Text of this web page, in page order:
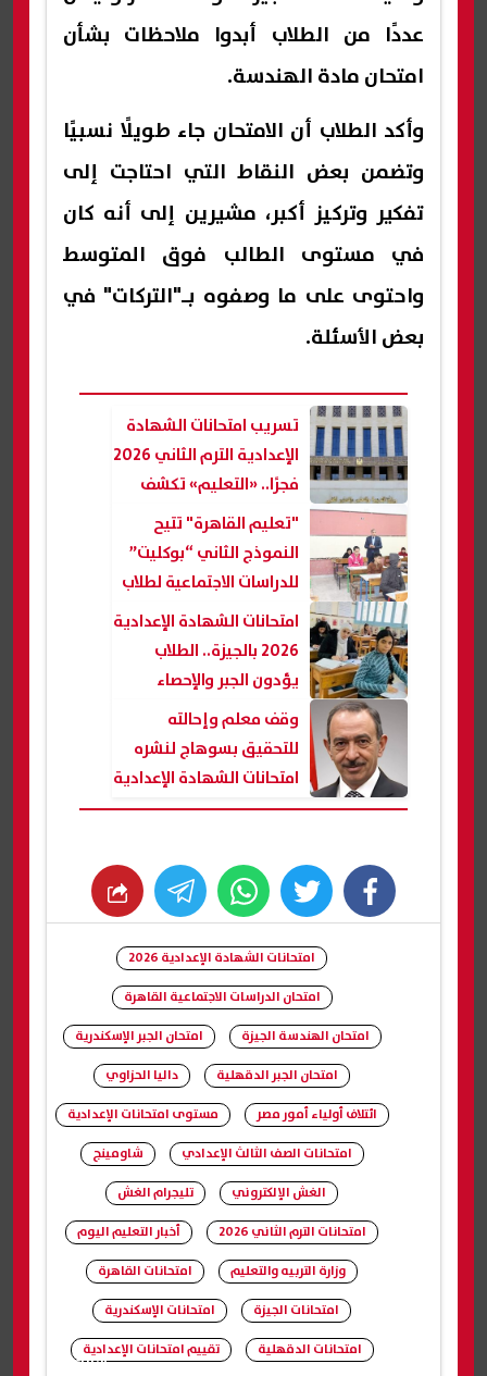
عددًا من الطلاب أبدوا ملاحظات بشأن
امتحان مادة الهندسة.
وأكد الطلاب أن الامتحان جاء طويلًا نسبيًا
وتضمن بعض النقاط التي احتاجت إلى
تفكير وتركيز أكبر، مشيرين إلى أنه كان
في مستوى الطالب فوق المتوسط
واحتوى على ما وصفوه بـ"التركات" في
بعض الأسئلة.
تسريب امتحانات الشهادة
الإعدادية الترم الثاني 2026
فجرًا.. «التعليم» تكشف
الحقيقة
"تعليم القاهرة" تتيح
النموذج الثاني “بوكليت”
للدراسات الاجتماعية لطلاب
الشهادة الإعدادية
امتحانات الشهادة الإعدادية
2026 بالجيزة.. الطلاب
يؤدون الجبر والإحصاء
والتربية الدينية اليوم
وقف معلم وإحالته
للتحقيق بسوهاج لنشره
امتحانات الشهادة الإعدادية
بعدة محافظات
facebook
twitter
whats
شارك
امتحانات الشهادة الإعدادية 2026
امتحان الدراسات الاجتماعية القاهرة
امتحان الهندسة الجيزة
امتحان الجبر الإسكندرية
امتحان الجبر الدقهلية
داليا الحزاوي
ائتلاف أولياء أمور مصر
مستوى امتحانات الإعدادية
امتحانات الصف الثالث الإعدادي
شاومينج
الغش الإلكتروني
تليجرام الغش
امتحانات الترم الثاني 2026
أخبار التعليم اليوم
وزارة التربيه والتعليم
امتحانات القاهرة
امتحانات الجيزة
امتحانات الإسكندرية
امتحانات الدقهلية
تقييم امتحانات الإعدادية